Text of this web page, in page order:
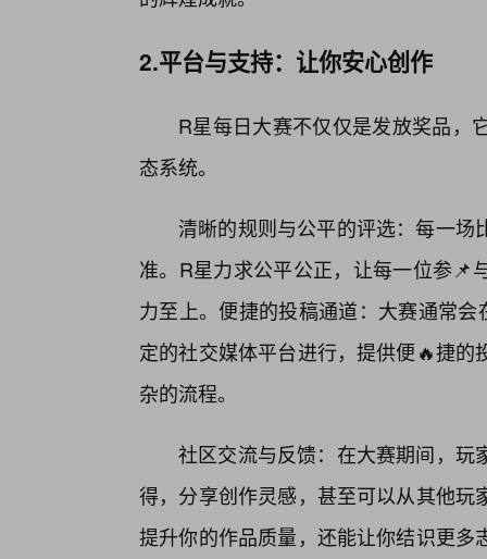
2.平台与支持：让你安心创作
R星每日大赛不仅仅是发放奖品，
态系统。
清晰的规则与公平的评选：每一
准。R星力求公平公正，让每一位参📌
力至上。便捷的投稿通道：大赛通常
定的社交媒体平台进行，提供便🔥捷
杂的流程。
社区交流与反馈：在大赛期间，玩
得，分享创作灵感，甚至可以从其他
提升你的作品质量，还能让你结识更